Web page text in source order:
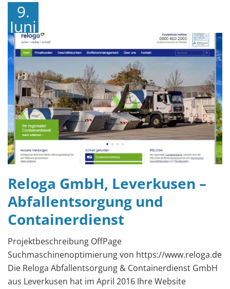
9.
Juni
2016
Reloga GmbH, Leverkusen –
Abfallentsorgung und
Containerdienst
Projektbeschreibung OffPage
Suchmaschinenoptimierung von https://www.reloga.de
Die Reloga Abfallentsorgung & Containerdienst GmbH
aus Leverkusen hat im April 2016 Ihre Website